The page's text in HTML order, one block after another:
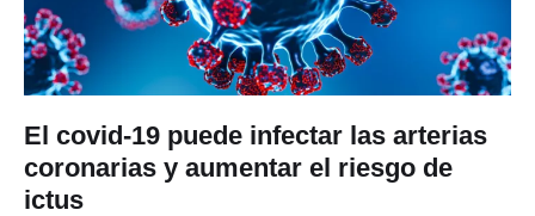
El covid-19 puede infectar las arterias
coronarias y aumentar el riesgo de
ictus